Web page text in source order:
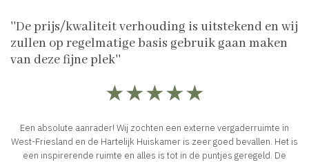
''De prijs/kwaliteit verhouding is uitstekend en wij
zullen op regelmatige basis gebruik gaan maken
van deze fijne plek''
★★★★★
Een absolute aanrader! Wij zochten een externe vergaderruimte in
West-Friesland en de Hartelijk Huiskamer is zeer goed bevallen. Het is
een inspirerende ruimte en alles is tot in de puntjes geregeld. De